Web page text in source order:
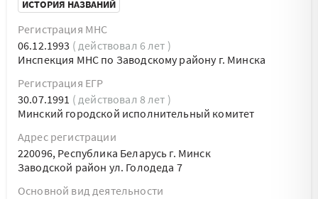
ИСТОРИЯ НАЗВАНИЙ
Регистрация МНС
06.12.1993 ( действовал 6 лет )
Инспекция МНС по Заводскому району г. Минска
Регистрация ЕГР
30.07.1991 ( действовал 8 лет )
Минский городской исполнительный комитет
Адрес регистрации
220096, Республика Беларусь г. Минск
Заводской район ул. Голодеда 7
Основной вид деятельности